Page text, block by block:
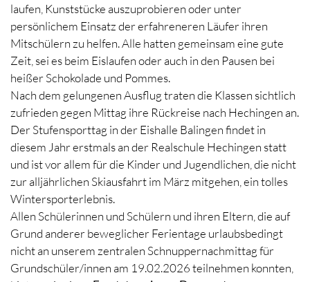
laufen, Kunststücke auszuprobieren oder unter
persönlichem Einsatz der erfahreneren Läufer ihren
Mitschülern zu helfen. Alle hatten gemeinsam eine gute
Zeit, sei es beim Eislaufen oder auch in den Pausen bei
heißer Schokolade und Pommes.
Nach dem gelungenen Ausflug traten die Klassen sichtlich
zufrieden gegen Mittag ihre Rückreise nach Hechingen an.
Der Stufensporttag in der Eishalle Balingen findet in
diesem Jahr erstmals an der Realschule Hechingen statt
und ist vor allem für die Kinder und Jugendlichen, die nicht
zur alljährlichen Skiausfahrt im März mitgehen, ein tolles
Wintersporterlebnis.
Allen Schülerinnen und Schülern und ihren Eltern, die auf
Grund anderer beweglicher Ferientage urlaubsbedingt
nicht an unserem zentralen Schnuppernachmittag für
Grundschüler/innen am 19.02.2026 teilnehmen konnten,